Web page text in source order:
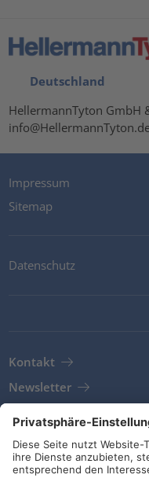
Deutschland
HellermannTyton GmbH
Impressum
Sitemap
Datenschutz
Kontakt
Newsletter
AGB
Richtlinien und